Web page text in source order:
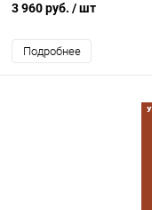
3 960 руб. / шт
Подробнее